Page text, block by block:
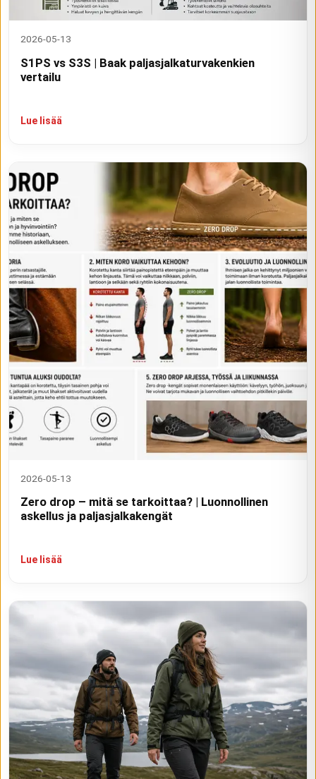
2026-05-13
S1PS vs S3S | Baak paljasjalkaturvakenkien
vertailu
Lue lisää
2026-05-13
Zero drop – mitä se tarkoittaa? | Luonnollinen
askellus ja paljasjalkakengät
Lue lisää